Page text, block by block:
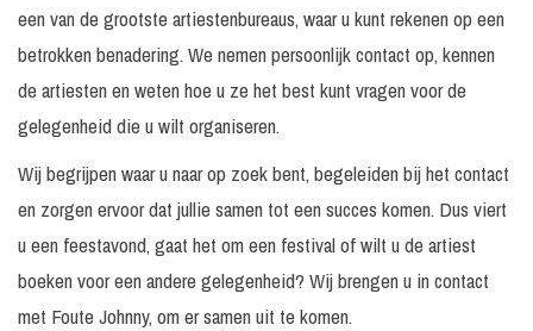
een van de grootste artiestenbureaus, waar u kunt rekenen op een
betrokken benadering. We nemen persoonlijk contact op, kennen
de artiesten en weten hoe u ze het best kunt vragen voor de
gelegenheid die u wilt organiseren.
Wij begrijpen waar u naar op zoek bent, begeleiden bij het contact
en zorgen ervoor dat jullie samen tot een succes komen. Dus viert
u een feestavond, gaat het om een festival of wilt u de artiest
boeken voor een andere gelegenheid? Wij brengen u in contact
met Foute Johnny, om er samen uit te komen.